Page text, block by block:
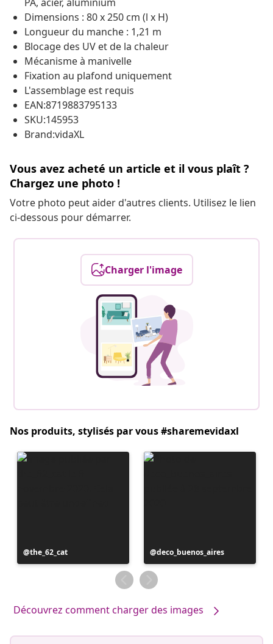
Dimensions : 80 x 250 cm (l x H)
Longueur du manche : 1,21 m
Blocage des UV et de la chaleur
Mécanisme à manivelle
Fixation au plafond uniquement
L'assemblage est requis
EAN:8719883795133
SKU:145953
Brand:vidaXL
Vous avez acheté un article et il vous plaît ?
Chargez une photo !
Votre photo peut aider d'autres clients. Utilisez le lien
ci-dessous pour démarrer.
Charger l'image
Nos produits, stylisés par vous #sharemevidaxl
Publication
publiée
the_62_cat
Publication
publiée
par
deco_buenos_aires
Découvrez comment charger des images